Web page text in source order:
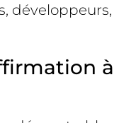
développeurs,
à